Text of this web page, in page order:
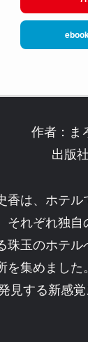
作者：ま
出版
香は、ホテ
それぞれ独
珠玉のホテ
を集めまし
見する新感